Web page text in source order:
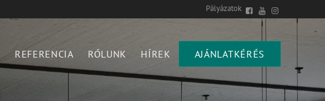
Pályázatok
REFERENCIA RÓLUNK HÍREK AJÁNLATKÉRÉS